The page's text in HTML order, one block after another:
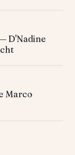
D'Nadine
Marco